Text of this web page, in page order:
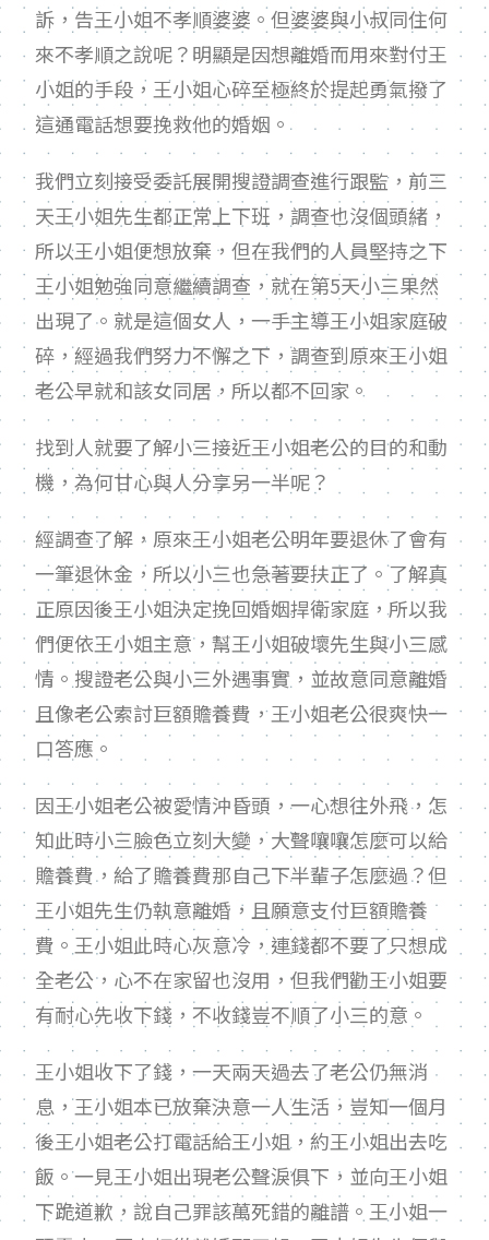
訴，告王小姐不孝順婆婆。但婆婆與小叔同住何
來不孝順之說呢？明顯是因想離婚而用來對付王
小姐的手段，王小姐心碎至極終於提起勇氣撥了
這通電話想要挽救他的婚姻。
我們立刻接受委託展開搜證調查進行跟監，前三
天王小姐先生都正常上下班，調查也沒個頭緒，
所以王小姐便想放棄，但在我們的人員堅持之下
王小姐勉強同意繼續調查，就在第5天小三果然
出現了。就是這個女人，一手主導王小姐家庭破
碎，經過我們努力不懈之下，調查到原來王小姐
老公早就和該女同居，所以都不回家。
找到人就要了解小三接近王小姐老公的目的和動
機，為何甘心與人分享另一半呢？
經調查了解，原來王小姐老公明年要退休了會有
一筆退休金，所以小三也急著要扶正了。了解真
正原因後王小姐決定挽回婚姻捍衛家庭，所以我
們便依王小姐主意，幫王小姐破壞先生與小三感
情。搜證老公與小三外遇事實，並故意同意離婚
且像老公索討巨額贍養費，王小姐老公很爽快一
口答應。
因王小姐老公被愛情沖昏頭，一心想往外飛，怎
知此時小三臉色立刻大變，大聲嚷嚷怎麼可以給
贍養費，給了贍養費那自己下半輩子怎麼過？但
王小姐先生仍執意離婚，且願意支付巨額贍養
費。王小姐此時心灰意冷，連錢都不要了只想成
全老公，心不在家留也沒用，但我們勸王小姐要
有耐心先收下錢，不收錢豈不順了小三的意。
王小姐收下了錢，一天兩天過去了老公仍無消
息，王小姐本已放棄決意一人生活，豈知一個月
後王小姐老公打電話給王小姐，約王小姐出去吃
飯。一見王小姐出現老公聲淚俱下，並向王小姐
下跪道歉，說自己罪該萬死錯的離譜。王小姐一